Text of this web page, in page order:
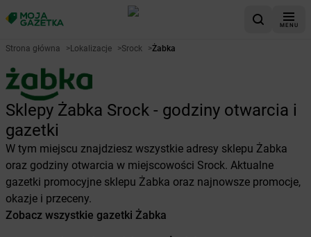
MENU
Strona główna >Lokalizacje >Srock >Żabka
Sklepy Żabka Srock - godziny otwarcia i
gazetki
W tym miejscu znajdziesz wszystkie adresy sklepu Żabka
oraz godziny otwarcia w miejscowości Srock. Aktualne
gazetki promocyjne sklepu Żabka oraz najnowsze promocje,
okazje i przeceny.
Zobacz wszystkie gazetki Żabka